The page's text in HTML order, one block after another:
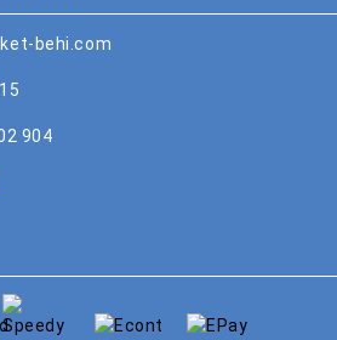
behi.com
904